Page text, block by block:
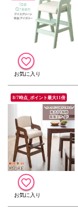
8/7時点_ポイント最大11倍